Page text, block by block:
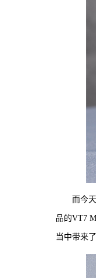
而今
品的VT7
当中带来